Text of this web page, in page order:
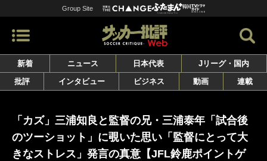
Group Site
新着 ニュース 日本代表
Jリーグ・国内
批評
インタビュー ビジネス 動画 連載
「カズ」三浦知良と監督の兄・三浦泰年「試合後
のツーショット」に覗いた思い「監督にとって大
きなストレス」発言の真意【JFL鈴鹿ポイントゲ